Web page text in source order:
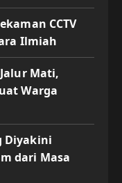
CCTV
Ilmiah
Mati,
Warga
Diyakini
dari Masa